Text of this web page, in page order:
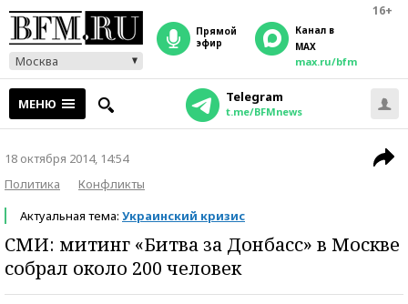
16+
Москва
прямой
эфир
Канал в
MAX
max.ru/bfm
МЕНЮ Telegram
t.me/BFMnews
18 октября 2014, 14:54
Политика
Конфликты
Актуальная тема: Украинский кризис
СМИ: митинг «Битва за Донбасс» в Москве
собрал около 200 человек